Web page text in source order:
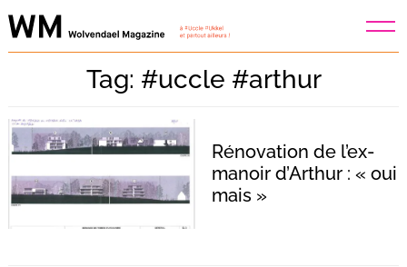
Skip
to
Tag: #uccle #arthur
Rénovation de l’ex-
manoir d’Arthur : « oui
mais »